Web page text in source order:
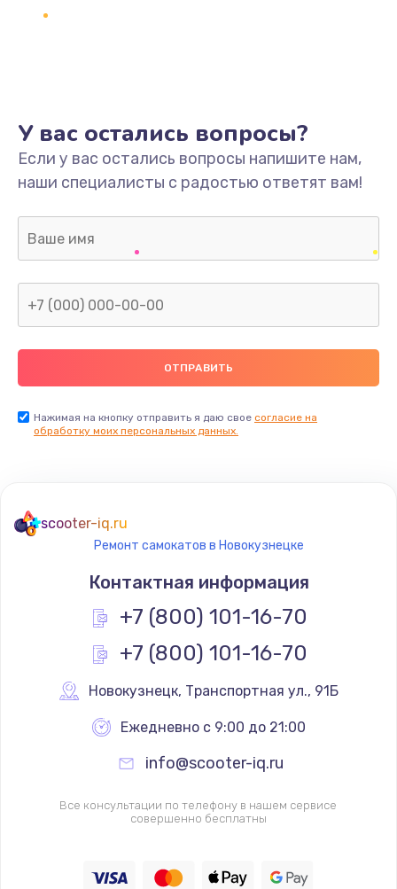
У вас остались вопросы?
Если у вас остались вопросы напишите нам,
наши специалисты с радостью ответят вам!
Нажимая на кнопку отправить я даю свое согласие на
обработку моих персональных данных.
scooter-iq.ru
Ремонт самокатов в Новокузнецке
Контактная информация
+7 (800) 101-16-70
+7 (800) 101-16-70
Новокузнецк, Транспортная ул., 91Б
Ежедневно с 9:00 до 21:00
info@scooter-iq.ru
Все консультации по телефону в нашем сервисе
совершенно бесплатны